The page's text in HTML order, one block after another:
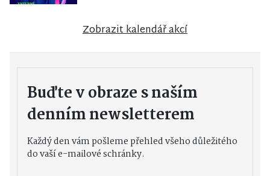
Zobrazit kalendář akcí
Buďte v obraze s naším
denním newsletterem
Každý den vám pošleme přehled všeho důležitého
do vaší e-mailové schránky.